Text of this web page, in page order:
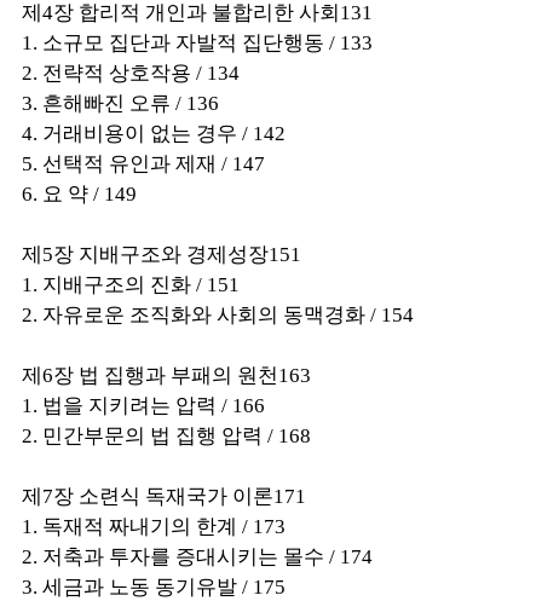
제4장 합리적 개인과 불합리한 사회131
1. 소규모 집단과 자발적 집단행동 / 133
2. 전략적 상호작용 / 134
3. 흔해빠진 오류 / 136
4. 거래비용이 없는 경우 / 142
5. 선택적 유인과 제재 / 147
6. 요 약 / 149
제5장 지배구조와 경제성장151
1. 지배구조의 진화 / 151
2. 자유로운 조직화와 사회의 동맥경화 / 154
제6장 법 집행과 부패의 원천163
1. 법을 지키려는 압력 / 166
2. 민간부문의 법 집행 압력 / 168
제7장 소련식 독재국가 이론171
1. 독재적 짜내기의 한계 / 173
2. 저축과 투자를 증대시키는 몰수 / 174
3. 세금과 노동 동기유발 / 175